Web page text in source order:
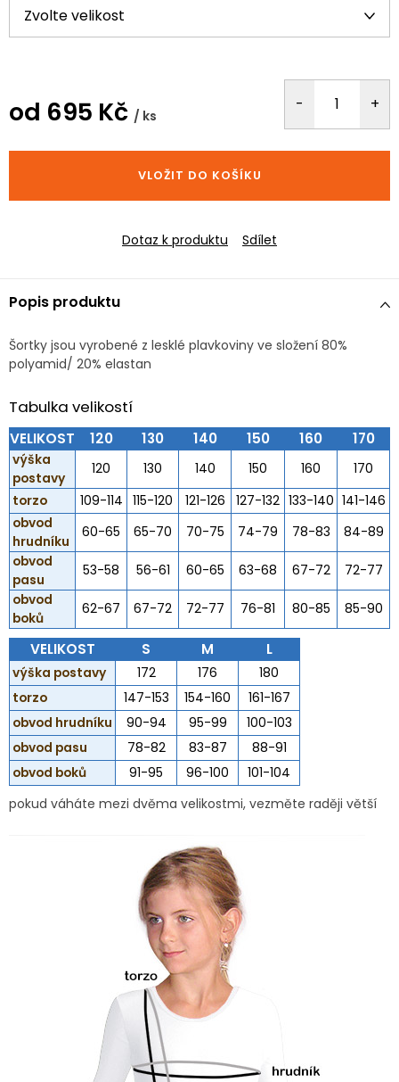
od 695 Kč / ks
cena:
VLOŽIT DO KOŠÍKU
Dotaz k produktu Sdílet
Popis produktu
Šortky jsou vyrobené z lesklé plavkoviny ve složení 80%
polyamid/ 20% elastan
Tabulka velikostí
VELIKOST 120 130 140 150 160 170
výška
postavy
120 130 140 150 160
170
torzo
109-114 115-120 121-126 127-132 133-140 141-146
obvod
hrudníku
60-65 65-70 70-75 74-79 78-83
84-89
obvod
pasu
53-58 56-61 60-65 63-68 67-72
72-77
obvod
boků
62-67 67-72 72-77 76-81 80-85 85-90
VELIKOST S M L
výška postavy 172 176
180
torzo
147-153 154-160
161-167
obvod hrudníku
90-94 95-99
100-103
obvod pasu
78-82 83-87
88-91
obvod boků
91-95 96-100
101-104
pokud váháte mezi dvěma velikostmi, vezměte raději větší